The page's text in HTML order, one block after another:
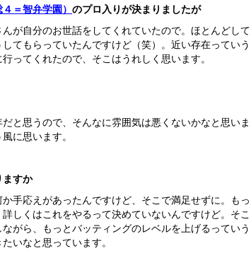
＝智弁学園）のプロ入りが決まりましたが
が自分のお世話をしてくれていたので。ほとんどして
てもらっていたんですけど（笑）。近い存在っていう
ってくれたので、そこはうれしく思います。
と思うので、そんなに雰囲気は悪くないかなと思いま
に思います。
ますか
手応えがあったんですけど、そこで満足せずに。もっ
しくはこれをやるって決めていないんですけど。そこ
がら、もっとバッティングのレベルを上げるっていう
いなと思っています。